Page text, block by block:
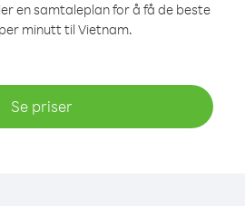
en samtaleplan for å få de beste
minutt til Vietnam.
Se priser